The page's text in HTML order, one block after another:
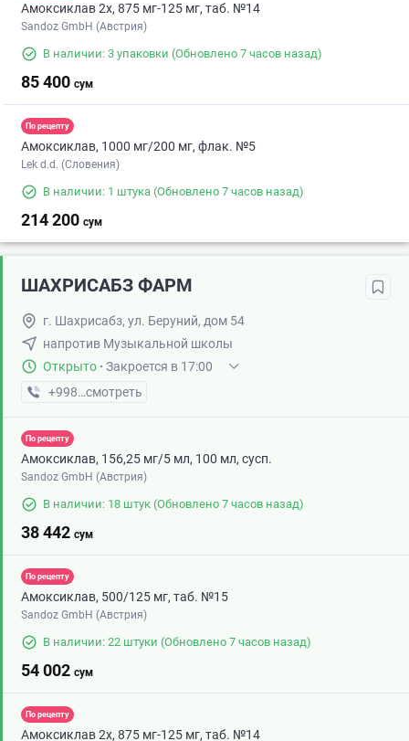
Амоксиклав 2х, 875 мг-125 мг, таб. №14
Sandoz GmbH (Австрия)
В наличии: 3 упаковки (Обновлено 7 часов назад)
85 400 сум
По рецепту
Амоксиклав, 1000 мг/200 мг, флак. №5
Lek d.d. (Словения)
В наличии: 1 штука (Обновлено 7 часов назад)
214 200 сум
ШАХРИСАБЗ ФАРМ
г. Шахрисабз, ул. Беруний, дом 54
напротив Музыкальной школы
Открыто · Закроется в 17:00
+998 (75) XXX-XX-XX
смотреть
По рецепту
Амоксиклав, 156,25 мг/5 мл, 100 мл, сусп.
Sandoz GmbH (Австрия)
В наличии: 18 штук (Обновлено 7 часов назад)
38 442 сум
По рецепту
Амоксиклав, 500/125 мг, таб. №15
Sandoz GmbH (Австрия)
В наличии: 22 штуки (Обновлено 7 часов назад)
54 002 сум
По рецепту
Амоксиклав 2х, 875 мг-125 мг, таб. №14